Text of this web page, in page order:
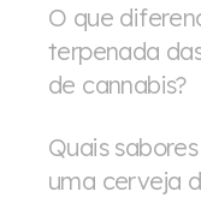
O que
terpenada
de cannabis?
Quais
uma cerveja